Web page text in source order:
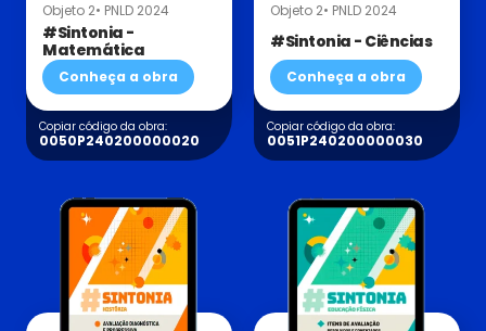
Objeto 2• PNLD 2024
#Sintonia -
Matemática
Conheça a obra
Copiar código da obra:
0050P240200000020
Objeto 2• PNLD 2024
#Sintonia - Ciências
Conheça a obra
Copiar código da obra:
0051P240200000030